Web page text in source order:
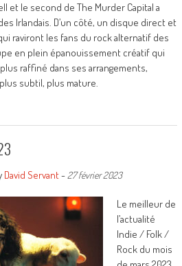
et le second de The Murder Capital a
Irlandais. D’un côté, un disque direct et
raviront les fans du rock alternatif des
en plein épanouissement créatif qui
raffiné dans ses arrangements,
subtil, plus mature.
David Servant- 27 février 2023
Le meilleur de
l’actualité
Indie / Folk /
Rock du mois